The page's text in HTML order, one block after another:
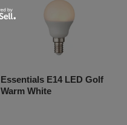
Essentials E14 LED Golf
Warm White